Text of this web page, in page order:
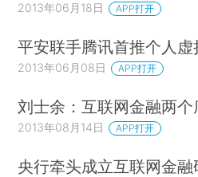
2013年06月18日 APP打开
平安联手腾讯首推个人虚
2013年06月08日 APP打开
刘士余：互联网金融两个
2013年08月14日 APP打开
央行牵头成立互联网金融